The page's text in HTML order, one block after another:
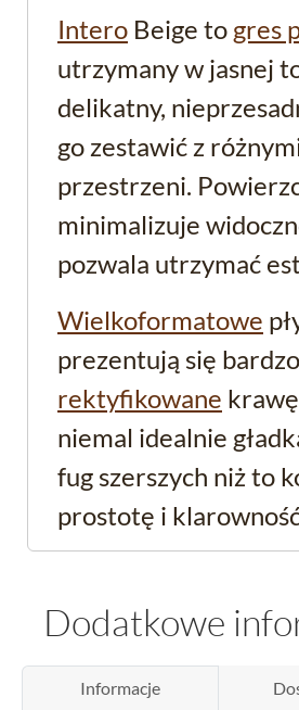
Intero Beige to gres
utrzymany w jasnej
delikatny,
go zestawić z
przestrzeni.
minimalizuje
pozwala utrzymać
Wielkoformatowe
prezentują się
rektyfikowane
niemal idealnie
fug szerszych niż to
prostotę i
Produkt pochodzi z
Dodatkowe
Informacje